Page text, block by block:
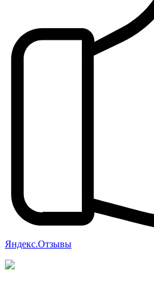
Яндекс.Отзывы